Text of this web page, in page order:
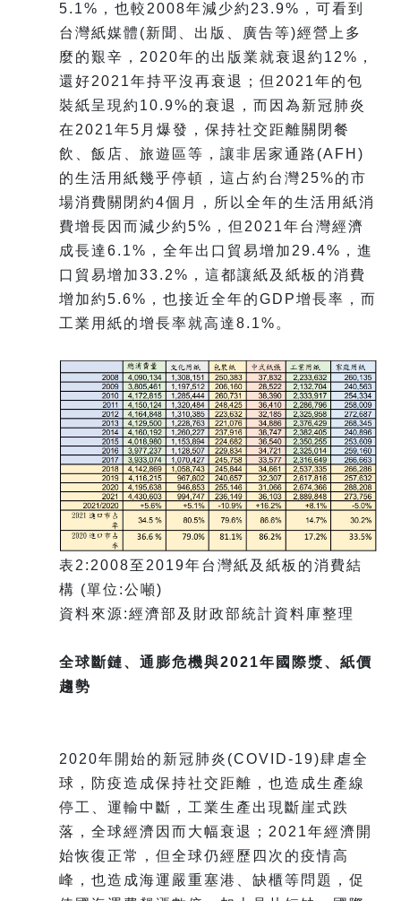
5.1%，也較2008年減少約23.9%，可看到
台灣紙媒體(新聞、出版、廣告等)經營上多
麼的艱辛，2020年的出版業就衰退約12%，
還好2021年持平沒再衰退；但2021年的包
裝紙呈現約10.9%的衰退，而因為新冠肺炎
在2021年5月爆發，保持社交距離關閉餐
飲、飯店、旅遊區等，讓非居家通路(AFH)
的生活用紙幾乎停頓，這占約台灣25%的市
場消費關閉約4個月，所以全年的生活用紙消
費增長因而減少約5%，但2021年台灣經濟
成長達6.1%，全年出口貿易增加29.4%，進
口貿易增加33.2%，這都讓紙及紙板的消費
增加約5.6%，也接近全年的GDP增長率，而
工業用紙的增長率就高達8.1%。
表2:2008至2019年台灣紙及紙板的消費結
構 (單位:公噸)
資料來源:經濟部及財政部統計資料庫整理
全球斷鏈、通膨危機與2021年國際漿、紙價
趨勢
2020年開始的新冠肺炎(COVID-19)肆虐全
球，防疫造成保持社交距離，也造成生產線
停工、運輸中斷，工業生產出現斷崖式跌
落，全球經濟因而大幅衰退；2021年經濟開
始恢復正常，但全球仍經歷四次的疫情高
峰，也造成海運嚴重塞港、缺櫃等問題，促